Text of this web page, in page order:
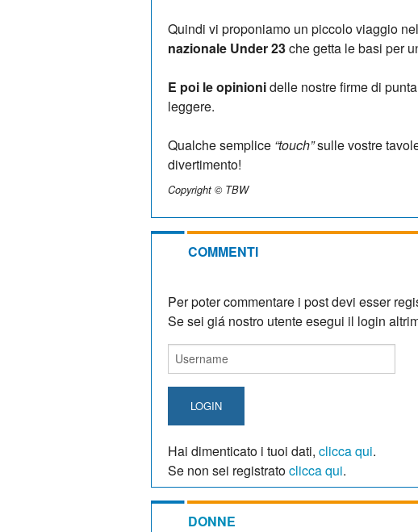
Quindi vi proponiamo un piccolo viaggio
nazionale Under 23che getta le basi per
E poi le opinionidelle nostre firme di
leggere.
Qualche semplice “touch”sulle vostre
divertimento!
Copyright © TBW
COMMENTI
Per poter commentare i post devi esser
Se sei giá nostro utente esegui il login
LOGIN
Hai dimenticato i tuoi dati, clicca qui.
Se non sei registratoclicca qui.
DONNE